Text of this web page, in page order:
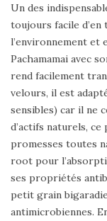
Un des
toujours facile d’en
l’environnement et
Pachamamai avec
rend facilement
velours, il est
sensibles) car il ne
d’actifs naturels,
promesses toutes
root pour
ses propriétés
petit grain
antimicrobiennes.